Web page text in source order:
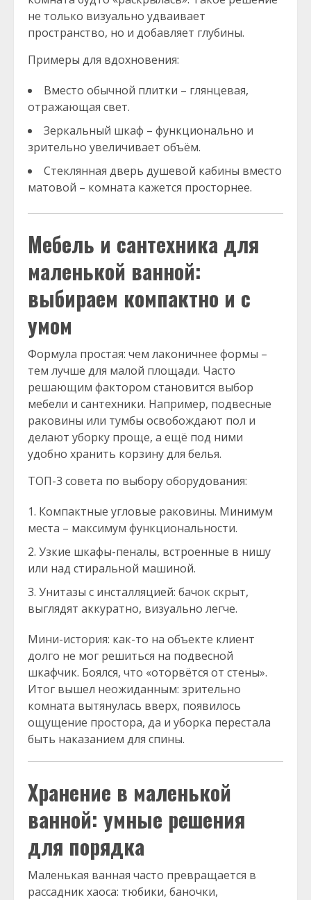
не только визуально удваивает
пространство, но и добавляет глубины.
Примеры для вдохновения:
Вместо обычной плитки – глянцевая,
отражающая свет.
Зеркальный шкаф – функционально и
зрительно увеличивает объём.
Стеклянная дверь душевой кабины вместо
матовой – комната кажется просторнее.
Мебель и сантехника для
маленькой ванной:
выбираем компактно и с
умом
Формула простая: чем лаконичнее формы –
тем лучше для малой площади. Часто
решающим фактором становится выбор
мебели и сантехники. Например, подвесные
раковины или тумбы освобождают пол и
делают уборку проще, а ещё под ними
удобно хранить корзину для белья.
ТОП-3 совета по выбору оборудования:
Компактные угловые раковины. Минимум
места – максимум функциональности.
Узкие шкафы-пеналы, встроенные в нишу
или над стиральной машиной.
Унитазы с инсталляцией: бачок скрыт,
выглядят аккуратно, визуально легче.
Мини-история: как-то на объекте клиент
долго не мог решиться на подвесной
шкафчик. Боялся, что «оторвётся от стены».
Итог вышел неожиданным: зрительно
комната вытянулась вверх, появилось
ощущение простора, да и уборка перестала
быть наказанием для спины.
Хранение в маленькой
ванной: умные решения
для порядка
Маленькая ванная часто превращается в
рассадник хаоса: тюбики, баночки,